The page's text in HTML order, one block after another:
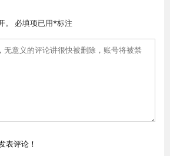
。 必填项已用*标注
表评论！